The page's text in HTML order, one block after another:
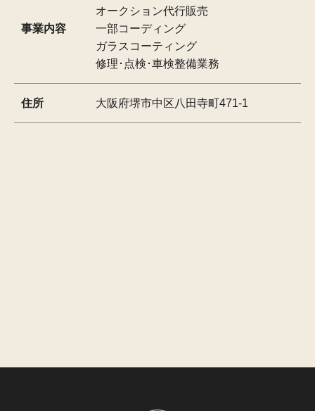
事業内容
オークション代行販売
一部コーディング
ガラスコーティング
修理･点検･車検整備業務
住所 大阪府堺市中区八田寺町471-1